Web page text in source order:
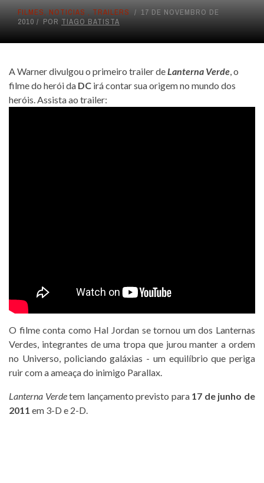
FILMES, NOTICIAS , TRAILERS
17 DE NOVEMBRO DE
2010
POR TIAGO BATISTA
A Warner divulgou o primeiro trailer deLanterna Verde, o
filme do herói da DC irá contar sua origem no mundo dos
heróis. Assista ao trailer:
O filme conta como Hal Jordan se tornou um dos Lanternas
Verdes, integrantes de uma tropa que jurou manter a ordem
no Universo, policiando galáxias - um equilíbrio que periga
ruir com a ameaça do inimigo Parallax.
Lanterna Verdetem lançamento previsto para 17 de junho de
2011 em 3-D e 2-D.